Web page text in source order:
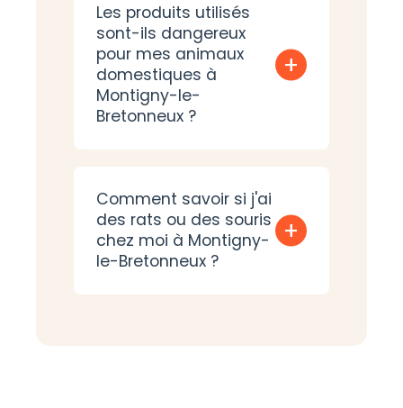
Les produits utilisés
sont-ils dangereux
pour mes animaux
domestiques à
Montigny-le-
Bretonneux ?
+
Comment savoir si j'ai
des rats ou des souris
chez moi à Montigny-
le-Bretonneux ?
+